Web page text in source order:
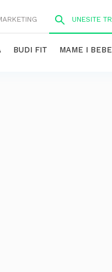
BUDI FIT MAME I BEBE